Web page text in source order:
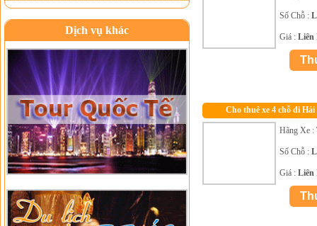
Dịch vụ khác
Số Chỗ :
Giá : Liên
Cho thuê xe 4 chỗ đi
Hãng Xe :
Số Chỗ :
Giá : Liên